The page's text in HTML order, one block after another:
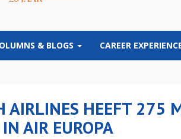
& BLOGS CAREER
AIRLINES HEEFT 275
AIR EUROPA